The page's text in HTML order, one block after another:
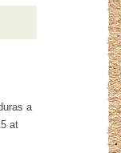
a
at